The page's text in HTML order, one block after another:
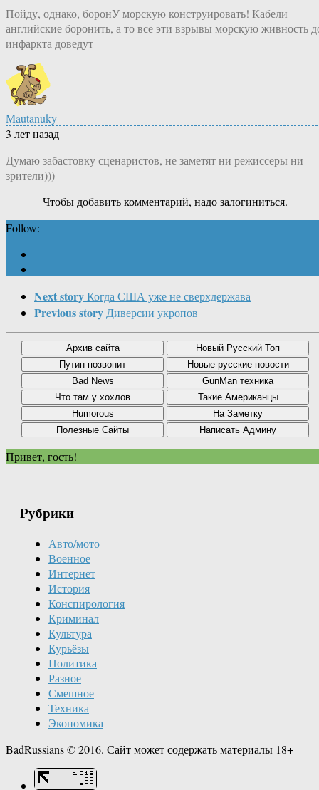
Пойду, однако, боронУ морскую конструировать! Кабели
английские боронить, а то все эти взрывы морскую живность
инфаркта доведут
Mautanuky
3 лет назад
Думаю забастовку сценаристов, не заметят ни режиссеры ни
зрители)))
Чтобы добавить комментарий, надо залогиниться.
Follow:
Next storyКогда США уже не сверхдержава
Previous storyДиверсии укропов
Привет, гость!
Рубрики
Авто/мото
Военное
Интернет
История
Конспирология
Криминал
Культура
Курьёзы
Политика
Разное
Смешное
Техника
Экономика
BadRussians © 2016. Сайт может содержать материалы 18+